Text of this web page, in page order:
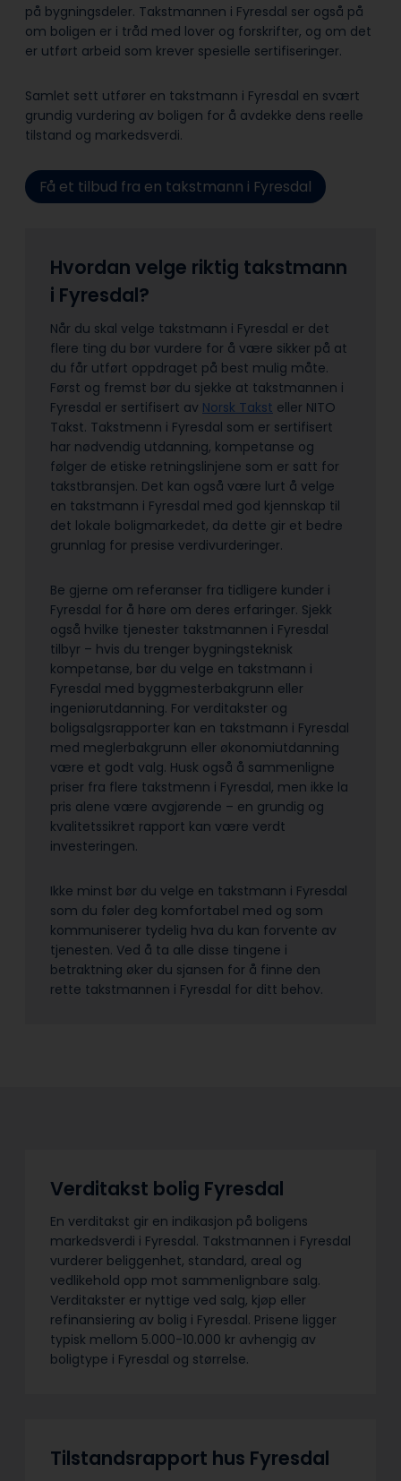
på bygningsdeler. Takstmannen i Fyresdal ser også på
om boligen er i tråd med lover og forskrifter, og om det
er utført arbeid som krever spesielle sertifiseringer.
Samlet sett utfører en takstmann i Fyresdal en svært
grundig vurdering av boligen for å avdekke dens reelle
tilstand og markedsverdi.
Få et tilbud fra en takstmann i Fyresdal
Hvordan velge riktig takstmann
i Fyresdal?
Når du skal velge takstmann i Fyresdal er det
flere ting du bør vurdere for å være sikker på at
du får utført oppdraget på best mulig måte.
Først og fremst bør du sjekke at takstmannen i
Fyresdal er sertifisert av Norsk Takst eller NITO
Takst. Takstmenn i Fyresdal som er sertifisert
har nødvendig utdanning, kompetanse og
følger de etiske retningslinjene som er satt for
takstbransjen. Det kan også være lurt å velge
en takstmann i Fyresdal med god kjennskap til
det lokale boligmarkedet, da dette gir et bedre
grunnlag for presise verdivurderinger.
Be gjerne om referanser fra tidligere kunder i
Fyresdal for å høre om deres erfaringer. Sjekk
også hvilke tjenester takstmannen i Fyresdal
tilbyr – hvis du trenger bygningsteknisk
kompetanse, bør du velge en takstmann i
Fyresdal med byggmesterbakgrunn eller
ingeniørutdanning. For verditakster og
boligsalgsrapporter kan en takstmann i Fyresdal
med meglerbakgrunn eller økonomiutdanning
være et godt valg. Husk også å sammenligne
priser fra flere takstmenn i Fyresdal, men ikke la
pris alene være avgjørende – en grundig og
kvalitetssikret rapport kan være verdt
investeringen.
Ikke minst bør du velge en takstmann i Fyresdal
som du føler deg komfortabel med og som
kommuniserer tydelig hva du kan forvente av
tjenesten. Ved å ta alle disse tingene i
betraktning øker du sjansen for å finne den
rette takstmannen i Fyresdal for ditt behov.
Verditakst bolig Fyresdal
En verditakst gir en indikasjon på boligens
markedsverdi i Fyresdal. Takstmannen i Fyresdal
vurderer beliggenhet, standard, areal og
vedlikehold opp mot sammenlignbare salg.
Verditakster er nyttige ved salg, kjøp eller
refinansiering av bolig i Fyresdal. Prisene ligger
typisk mellom 5.000-10.000 kr avhengig av
boligtype i Fyresdal og størrelse.
Tilstandsrapport hus Fyresdal